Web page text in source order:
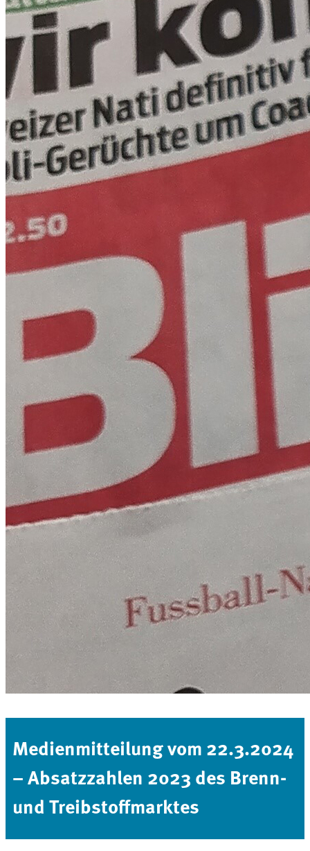
Medienmitteilung vom 22.3.2024
– Absatzzahlen 2023 des Brenn-
und Treibstoffmarktes